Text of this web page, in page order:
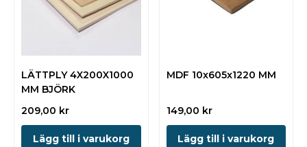
LÄTTPLY 4X200X1000
MM BJÖRK
209,00 kr
Lägg till i varukorg
MDF 10x605x1220 MM
149,00 kr
Lägg till i varukorg